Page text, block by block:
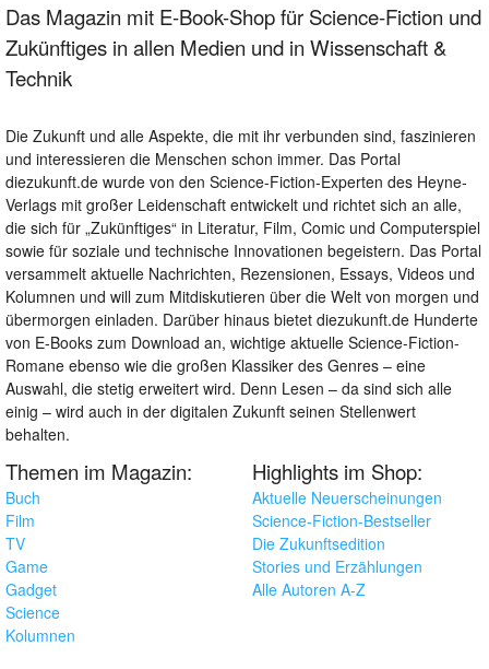
Das Magazin mit E-Book-Shop für Science-Fiction und
Zukünftiges in allen Medien und in Wissenschaft &
Technik
Die Zukunft und alle Aspekte, die mit ihr verbunden sind, faszinieren
und interessieren die Menschen schon immer. Das Portal
diezukunft.de wurde von den Science-Fiction-Experten des Heyne-
Verlags mit großer Leidenschaft entwickelt und richtet sich an alle,
die sich für „Zukünftiges“ in Literatur, Film, Comic und Computerspiel
sowie für soziale und technische Innovationen begeistern. Das Portal
versammelt aktuelle Nachrichten, Rezensionen, Essays, Videos und
Kolumnen und will zum Mitdiskutieren über die Welt von morgen und
übermorgen einladen. Darüber hinaus bietet diezukunft.de Hunderte
von E-Books zum Download an, wichtige aktuelle Science-Fiction-
Romane ebenso wie die großen Klassiker des Genres – eine
Auswahl, die stetig erweitert wird. Denn Lesen – da sind sich alle
einig – wird auch in der digitalen Zukunft seinen Stellenwert
behalten.
Themen im Magazin:
Buch
Film
TV
Game
Gadget
Science
Kolumnen
Highlights im Shop:
Aktuelle Neuerscheinungen
Science-Fiction-Bestseller
Die Zukunftsedition
Stories und Erzählungen
Alle Autoren A-Z